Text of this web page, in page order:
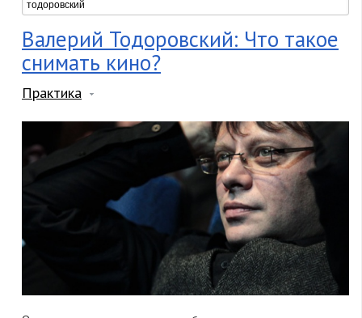
Валерий Тодоровский: Что такое
снимать кино?
Практика